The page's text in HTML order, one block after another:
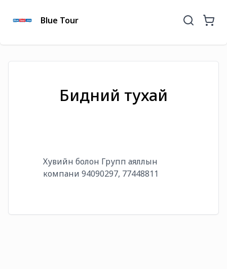
Blue Tour
Бидний тухай
Хувийн болон Групп аяллын
компани 94090297, 77448811